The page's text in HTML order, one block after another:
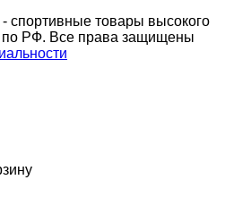
спортивные товары высокого
по РФ. Все права защищены